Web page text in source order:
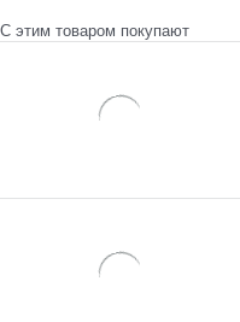
С этим товаром покупают